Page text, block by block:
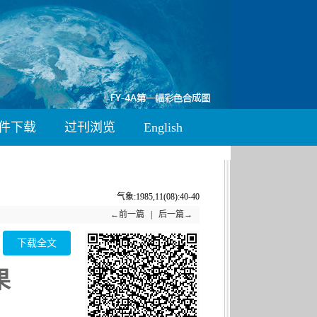
下载 过刊浏览 English
气象:1985,11(08):40-40
←前一篇 后一篇→
下载全文